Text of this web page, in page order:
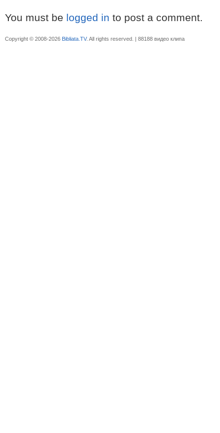
You must be logged in to post a comment.
Copyright © 2008-2026 Bibliata.TV. All rights reserved. | 88188 видео клипа